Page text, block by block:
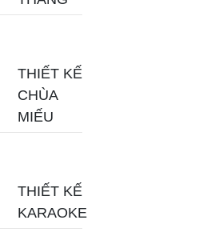
THIẾT KẾ
CHÙA
MIẾU
THIẾT KẾ
KARAOKE